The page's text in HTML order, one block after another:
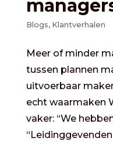
Blogs, Klantverhalen
Meer of minder
tussen plannen
uitvoerbaar
echt waarmaken
vaker: “We